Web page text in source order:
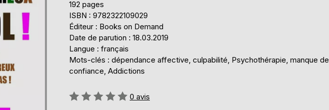
192 pages
ISBN : 9782322109029
Éditeur : Books on Demand
Date de parution : 18.03.2019
Langue : français
Mots-clés : dépendance affective, culpabilité, Psychothérapie, manque de
confiance, Addictions
Évaluation:
0 avis